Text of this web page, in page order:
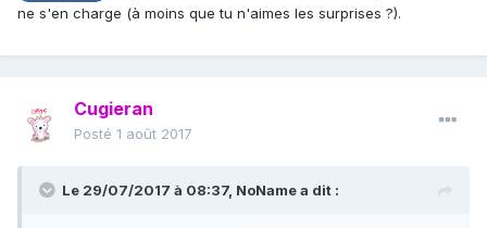
ne s'en charge (à moins que tu n'aimes les surprises ?).
Cugieran
Posté 1 août 2017
Le 29/07/2017 à 08:37, NoNamea dit :